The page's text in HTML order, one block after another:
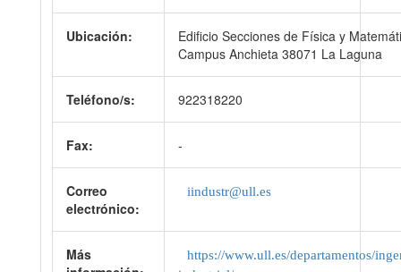
Ubicación:
Edificio Secciones de Física y
Campus Anchieta 38071 La Laguna
Teléfono/s: 922318220
Fax: -
Correo
electrónico:
iindustr@ull.es
Más
https://www.ull.es/departamentos/